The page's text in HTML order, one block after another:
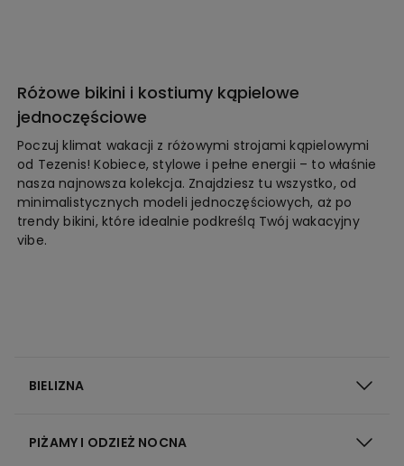
Różowe bikini i kostiumy kąpielowe
jednoczęściowe
Poczuj klimat wakacji z różowymi strojami kąpielowymi
od Tezenis! Kobiece, stylowe i pełne energii – to właśnie
nasza najnowsza kolekcja. Znajdziesz tu wszystko, od
minimalistycznych modeli jednoczęściowych, aż po
trendy bikini, które idealnie podkreślą Twój wakacyjny
vibe.
BIELIZNA
PIŻAMY I ODZIEŻ NOCNA